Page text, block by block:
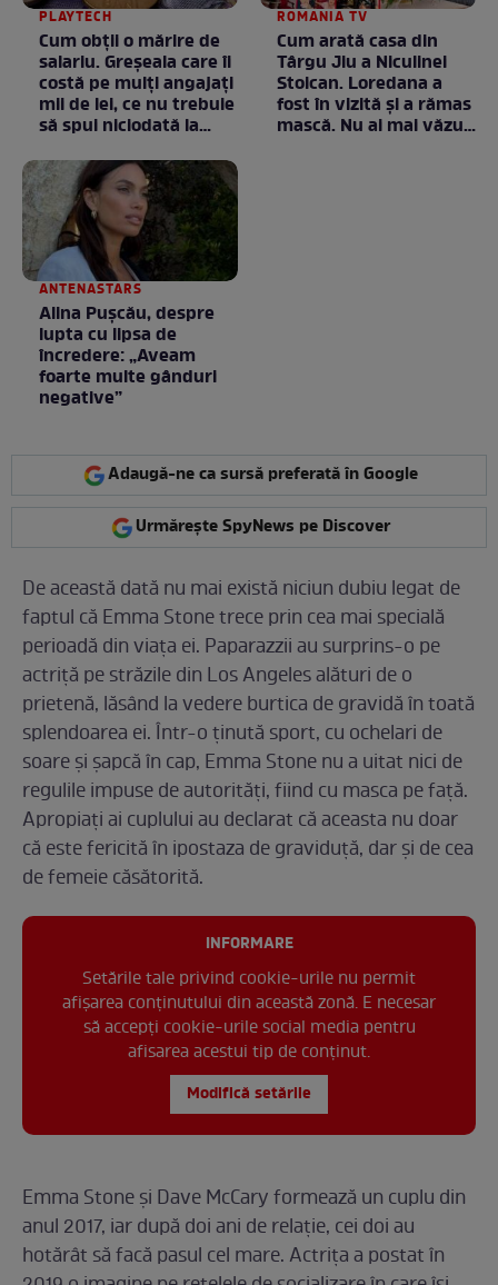
PLAYTECH
Cum obții o mărire de
salariu. Greșeala care îi
costă pe mulți angajați
mii de lei, ce nu trebuie
să spui niciodată la
ROMANIA TV
Cum arată casa din
Târgu Jiu a Niculinei
Stoican. Loredana a
fost în vizită și a rămas
mască. Nu ai mai văzut
ANTENASTARS
Alina Pușcău, despre
lupta cu lipsa de
încredere: „Aveam
foarte multe gânduri
negative”
Adaugă-ne ca sursă preferată în Google
Urmărește SpyNews pe Discover
De această dată nu mai există niciun dubiu legat de
faptul că Emma Stone trece prin cea mai specială
perioadă din viața ei. Paparazzii au surprins-o pe
actriță pe străzile din Los Angeles alături de o
prietenă, lăsând la vedere burtica de gravidă în toată
splendoarea ei. Într-o ținută sport, cu ochelari de
soare și șapcă în cap, Emma Stone nu a uitat nici de
regulile impuse de autorități, fiind cu masca pe față.
Apropiați ai cuplului au declarat că aceasta nu doar
că este fericită în ipostaza de graviduță, dar și de cea
de femeie căsătorită.
INFORMARE
Setările tale privind cookie-urile nu permit
afișarea conținutului din această zonă. E necesar
să accepți cookie-urile social media pentru
afisarea acestui tip de conținut.
Modifică setările
Emma Stone și Dave McCary formează un cuplu din
anul 2017, iar după doi ani de relație, cei doi au
hotărât să facă pasul cel mare. Actrița a postat în